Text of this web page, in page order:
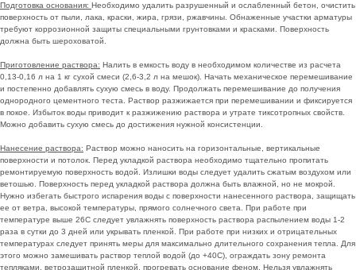
Подготовка основания: Необходимо удалить разрушенный и ослабленный бетон, очистить
поверхность от пыли, лака, краски, жира, грязи, ржавчины. Обнаженные участки арматуры
требуют коррозионной защиты специальными грунтовками и красками. Поверхность
должна быть шероховатой.
Приготовление раствора: Налить в емкость воду в необходимом количестве из расчета
0,13-0,16 л на 1 кг сухой смеси (2,6-3,2 л на мешок). Начать механическое перемешивание
и постепенно добавлять сухую смесь в воду. Продолжать перемешивание до получения
однородного цементного теста. Раствор разжижается при перемешивании и фиксируется
в покое. Избыток воды приводит к разжижению раствора и утрате тиксотропных свойств.
Можно добавить сухую смесь до достижения нужной консистенции.
Нанесение раствора: Раствор можно наносить на горизонтальные, вертикальные
поверхности и потолок. Перед укладкой раствора необходимо тщательно пропитать
ремонтируемую поверхность водой. Излишки воды следует удалить сжатым воздухом или
ветошью. Поверхность перед укладкой раствора должна быть влажной, но не мокрой.
Нужно избегать быстрого испарения воды с поверхности нанесенного раствора, защищать
ее от ветра, высокой температуры, прямого солнечного света. При работе при
температуре выше 26С следует увлажнять поверхность раствора распылением воды 1-2
раза в сутки до 3 дней или укрывать пленкой. При работе при низких и отрицательных
температурах следует принять меры для максимально длительного сохранения тепла. Для
этого можно замешивать раствор теплой водой (до +40С), ограждать зону ремонта
тепляками, ветрозащитной пленкой, прогревать основание феном. Нельзя увлажнять